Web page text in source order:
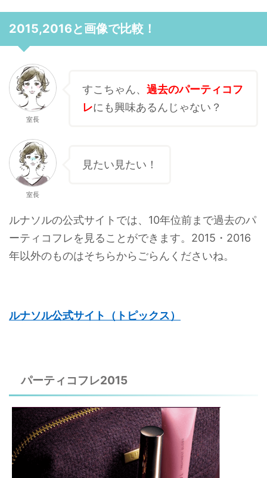
2015,2016と画像で比較！
室長
すこちゃん、 過去のパーティコフ
レにも興味あるんじゃない？
室長
見たい見たい！
ルナソルの公式サイトでは、10年位前まで過去のパ
ーティコフレを見ることができます。2015・2016
年以外のものはそちらからごらんくださいね。
ルナソル公式サイト（トピックス）
パーティコフレ2015